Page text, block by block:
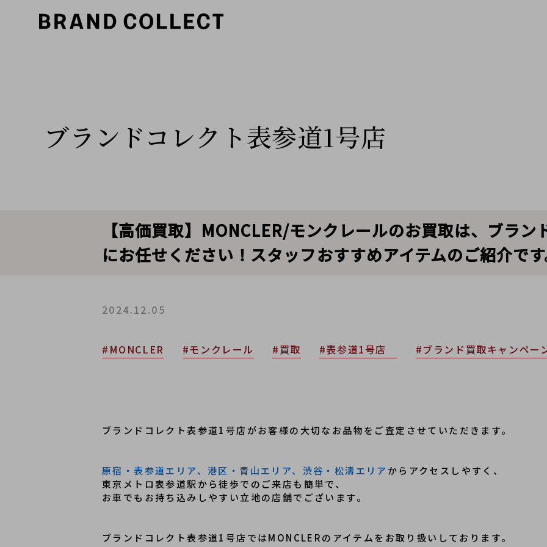
ブランドコレクト表参道1号店
【高価買取】MONCLER/モンクレールのお買取は、ブラ
にお任せください！スタッフおすすめアイテムのご紹介で
2024.12.05
#MONCLER #モンクレール #買取 #表参道1号店 #ブランド買取キャンペー
ブランドコレクト表参道1号店がお客様の大切なお品物をご査定させていただきます。
原宿・表参道エリア、港区・青山エリア、渋谷・松濤エリア からアクセスしやすく、
東京メトロ表参道駅から徒歩でのご来店も簡単で、
﻿お車でもお持ち込みしやすい立地の店舗でございます。
ブランドコレクト表参道1号店ではMONCLERのアイテムをお取り扱いしております。